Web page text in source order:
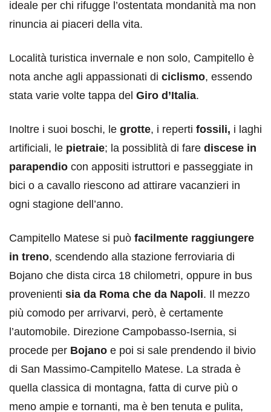
ideale per chi rifugge l’ostentata mondanità ma non
rinuncia ai piaceri della vita.
Località turistica invernale e non solo, Campitello è
nota anche agli appassionati di ciclismo, essendo
stata varie volte tappa del Giro d’Italia.
Inoltre i suoi boschi, le grotte, i reperti fossili, i laghi
artificiali, le pietraie; la possiblità di fare discese in
parapendio con appositi istruttori e passeggiate in
bici o a cavallo riescono ad attirare vacanzieri in
ogni stagione dell’anno.
Campitello Matese si può facilmente raggiungere
in treno, scendendo alla stazione ferroviaria di
Bojano che dista circa 18 chilometri, oppure in bus
provenienti sia da Roma che da Napoli. Il mezzo
più comodo per arrivarvi, però, è certamente
l’automobile. Direzione Campobasso-Isernia, si
procede per Bojano e poi si sale prendendo il bivio
di San Massimo-Campitello Matese. La strada è
quella classica di montagna, fatta di curve più o
meno ampie e tornanti, ma è ben tenuta e pulita,